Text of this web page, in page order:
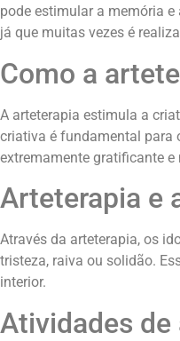
pode estimular a memória
já que muitas vezes é
Como a
A arteterapia estimula a
criativa é fundamental para
extremamente gratificante e
Arteterapia e
Através da arteterapia, os
tristeza, raiva ou solidão.
interior.
Atividades